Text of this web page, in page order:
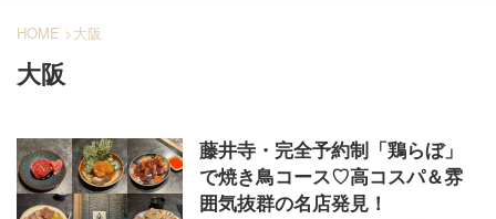
HOME >大阪
大阪
藤井寺・完全予約制「鶏らぼ」
で焼き鳥コース♡高コスパ＆雰
囲気抜群の名店発見！